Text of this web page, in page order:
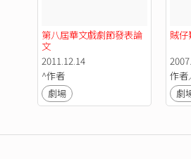
第八屆華文戲劇節發表論
文
2011.12.14
^作者
劇場
賊
作者
劇